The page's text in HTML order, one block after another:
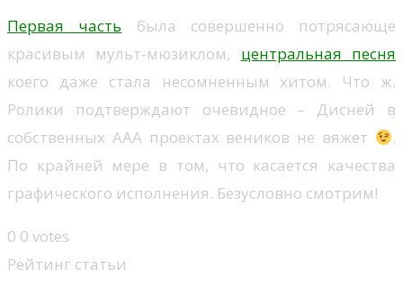
Первая часть была совершенно потрясающе
красивым мульт-мюзиклом, центральная песня
коего даже стала несомненным хитом. Что ж.
Ролики подтверждают очевидное – Дисней в
собственных ААА проектах веников не вяжет
.
По крайней мере в том, что касается качества
графического исполнения. Безусловно смотрим!
0 0 votes
Рейтинг статьи